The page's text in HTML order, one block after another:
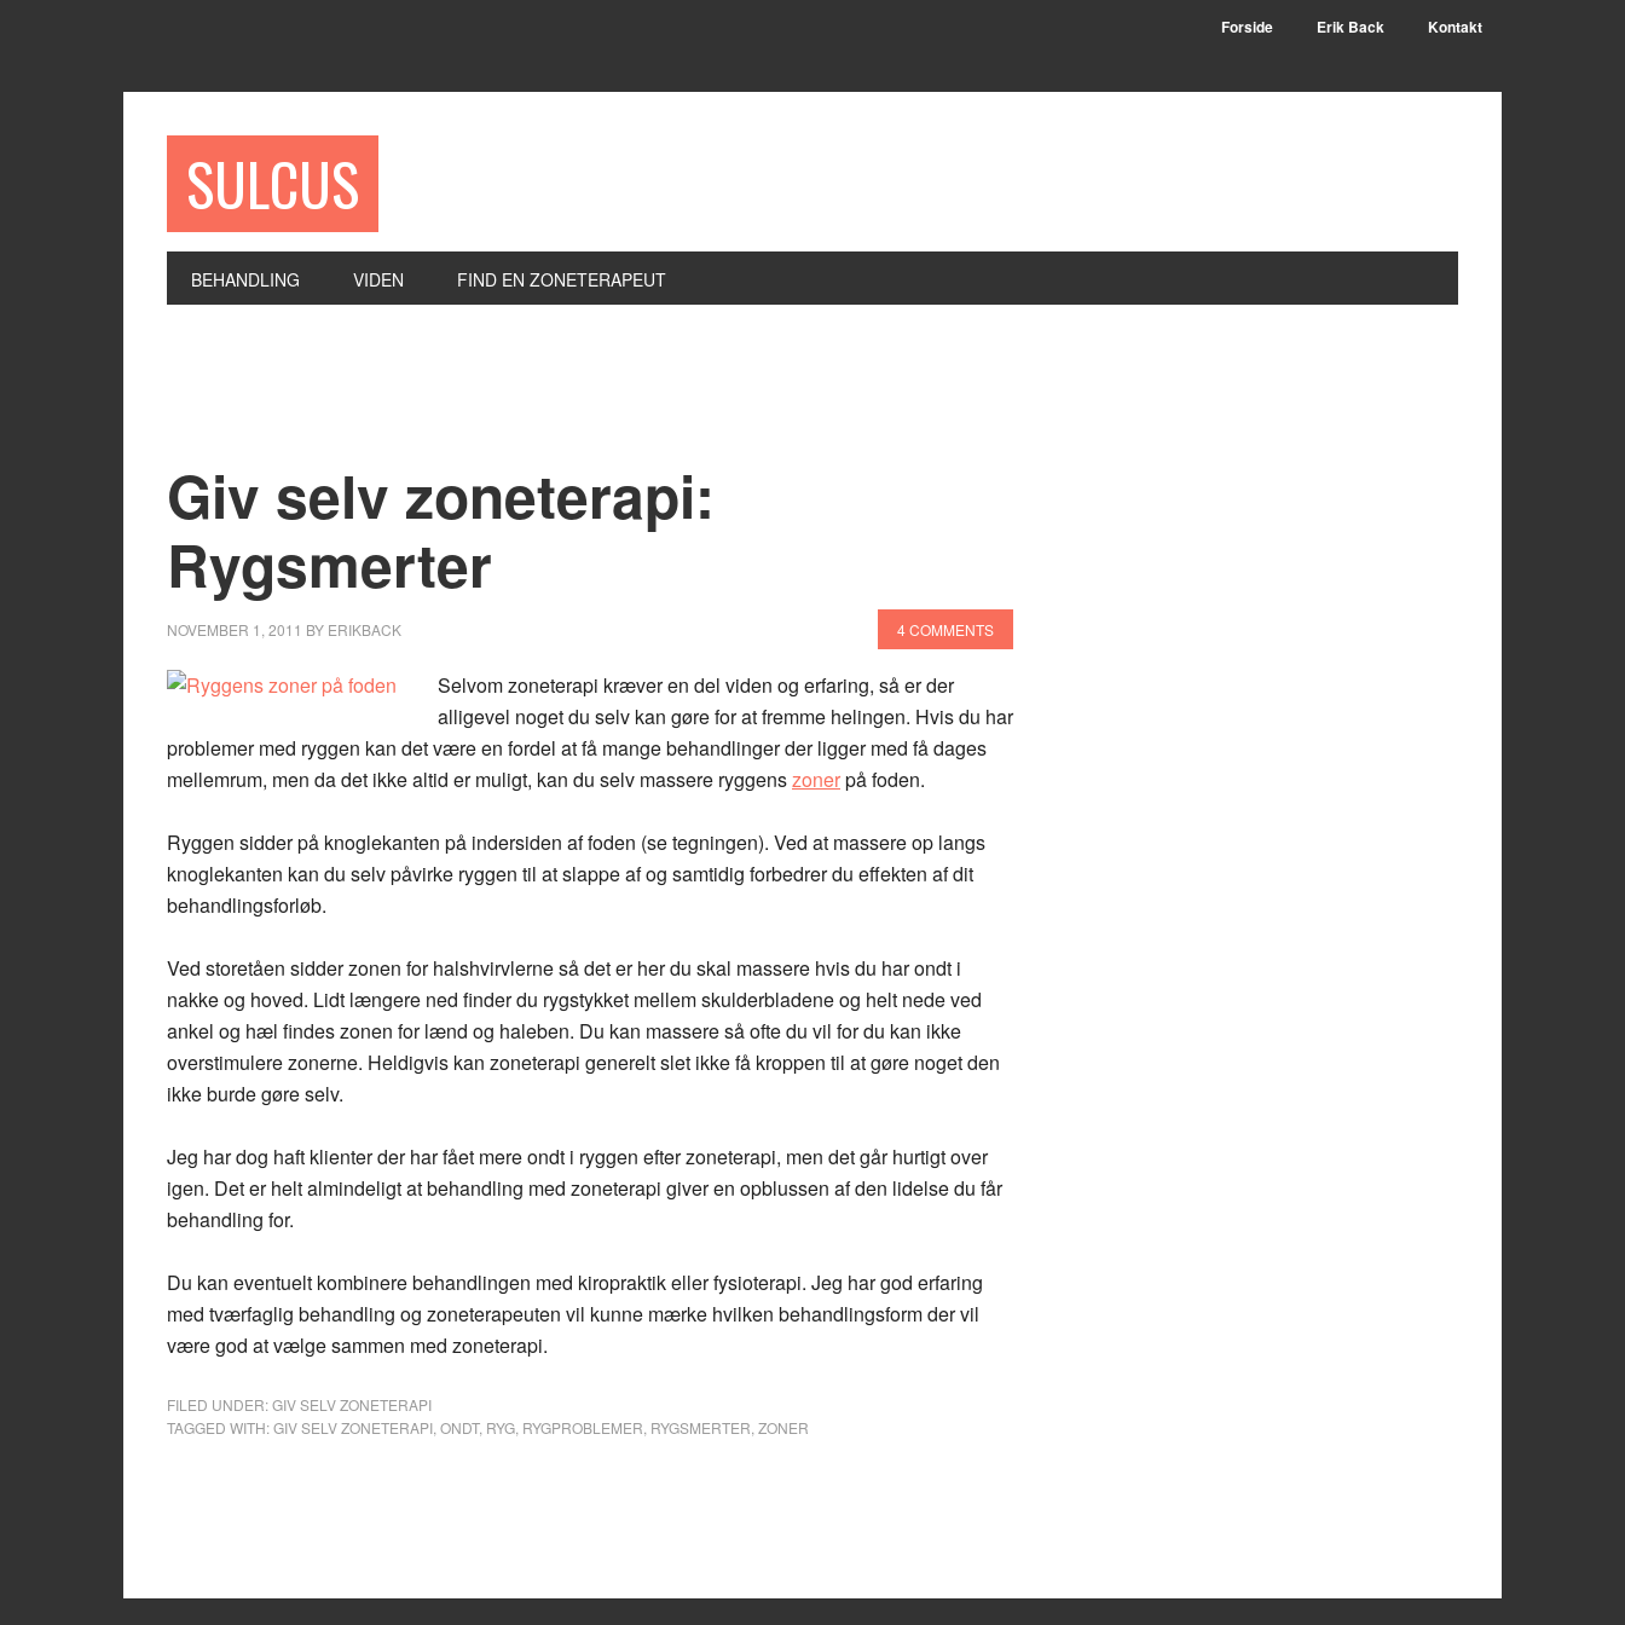
Forside Erik Back Kontakt
SULCUS
BEHANDLING VIDEN FIND EN ZONETERAPEUT
Giv selv zoneterapi:
Rygsmerter
NOVEMBER 1, 2011 BY ERIKBACK 4 COMMENTS
Selvom zoneterapi kræver en del viden og erfaring, så er der
alligevel noget du selv kan gøre for at fremme helingen. Hvis du har
problemer med ryggen kan det være en fordel at få mange behandlinger der ligger med få dages
mellemrum, men da det ikke altid er muligt, kan du selv massere ryggenszonerpå foden.
Ryggen sidder på knoglekanten på indersiden af foden (se tegningen). Ved at massere op langs
knoglekanten kan du selv påvirke ryggen til at slappe af og samtidig forbedrer du effekten af dit
behandlingsforløb.
Ved storetåen sidder zonen for halshvirvlerne så det er her du skal massere hvis du har ondt i
nakke og hoved. Lidt længere ned finder du rygstykket mellem skulderbladene og helt nede ved
ankel og hæl findes zonen for lænd og haleben. Du kan massere så ofte du vil for du kan ikke
overstimulere zonerne. Heldigvis kan zoneterapi generelt slet ikke få kroppen til at gøre noget den
ikke burde gøre selv.
Jeg har dog haft klienter der har fået mere ondt i ryggen efter zoneterapi, men det går hurtigt over
igen. Det er helt almindeligt at behandling med zoneterapi giver en opblussen af den lidelse du får
behandling for.
Du kan eventuelt kombinere behandlingen med kiropraktik eller fysioterapi. Jeg har god erfaring
med tværfaglig behandling og zoneterapeuten vil kunne mærke hvilken behandlingsform der vil
være god at vælge sammen med zoneterapi.
FILED UNDER:GIV SELV ZONETERAPI
TAGGED WITH:GIV SELV ZONETERAPI ONDT, RYG RYGPROBLEMER RYGSMERTER ZONER